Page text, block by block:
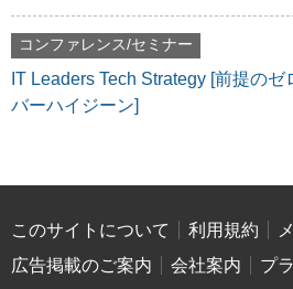
コンファレンス/セミナー
IT Leaders Tech Strategy [前提の
バーハイジーン]
このサイトについて 利用規約
広告掲載のご案内
会社案内
プ